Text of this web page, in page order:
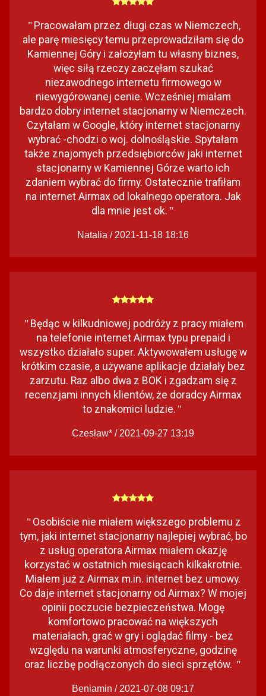
" Pracowałam przez długi czas w Niemczech,
ale parę miesięcy temu przeprowadziłam się do
Kamiennej Góry i założyłam tu własny biznes,
więc siłą rzeczy zaczęłam szukać
niezawodnego internetu firmowego w
niewygórowanej cenie. Wcześniej miałam
bardzo dobry internet stacjonarny w Niemczech.
Czytałam w Google, który internet stacjonarny
wybrać -chodzi o woj. dolnośląskie. Spytałam
także znajomych przedsiębiorców jaki internet
stacjonarny w Kamiennej Górze warto ich
zdaniem wybrać do firmy. Ostatecznie trafiłam
na internet Airmax od lokalnego operatora. Jak
dla mnie jest ok. "
Natalia / 2021-11-18 18:16
" Będąc w kilkudniowej podróży z pracy miałem
na telefonie internet Airmax typu prepaid i
wszystko działało super. Aktywowałem usługę w
krótkim czasie, a używane aplikacje działały bez
zarzutu. Raz albo dwa z BOK i zgadzam się z
recenzjami innych klientów, że doradcy Airmax
to znakomici ludzie. "
Czesław* / 2021-09-27 13:19
" Osobiście nie miałem większego problemu z
tym, jaki internet stacjonarny najlepiej wybrać, bo
z usług operatora Airmax miałem okazję
korzystać w ostatnich miesiącach kilkakrotnie.
Miałem już z Airmax m.in. internet bez umowy.
Co daje internet stacjonarny od Airmax? W mojej
opinii poczucie bezpieczeństwa. Mogę
komfortowo pracować na większych
materiałach, grać w gry i oglądać filmy - bez
względu na warunki atmosferyczne, godzinę
oraz liczbę podłączonych do sieci sprzętów. "
Beniamin / 2021-07-08 09:17